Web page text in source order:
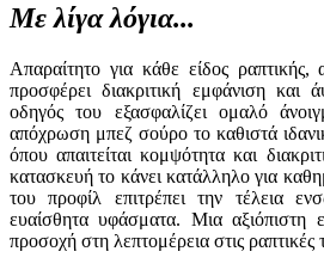
Με λίγα λόγια...
Απαραίτητο για κάθε είδος
προσφέρει διακριτική εμφάνιση και
οδηγός του εξασφαλίζει ομαλό
απόχρωση μπεζ σούρο το καθιστά
όπου απαιτείται κομψότητα και
κατασκευή το κάνει κατάλληλο για
του προφίλ επιτρέπει την τέλεια
ευαίσθητα υφάσματα. Μια αξιόπιστη
προσοχή στη λεπτομέρεια στις ραπτικές